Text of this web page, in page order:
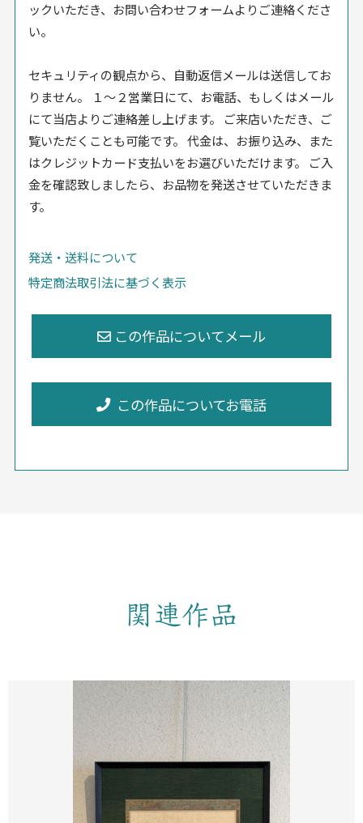
ックいただき、お問い合わせフォームよりご連絡くださ
い。
セキュリティの観点から、自動返信メールは送信してお
りません。 １〜２営業日にて、お電話、もしくはメール
にて当店よりご連絡差し上げます。 ご来店いただき、ご
覧いただくことも可能です。 代金は、お振り込み、また
はクレジットカード支払いをお選びいただけます。 ご入
金を確認致しましたら、お品物を発送させていただきま
す。
発送・送料について
特定商法取引法に基づく表示
この作品についてお電話
関連作品